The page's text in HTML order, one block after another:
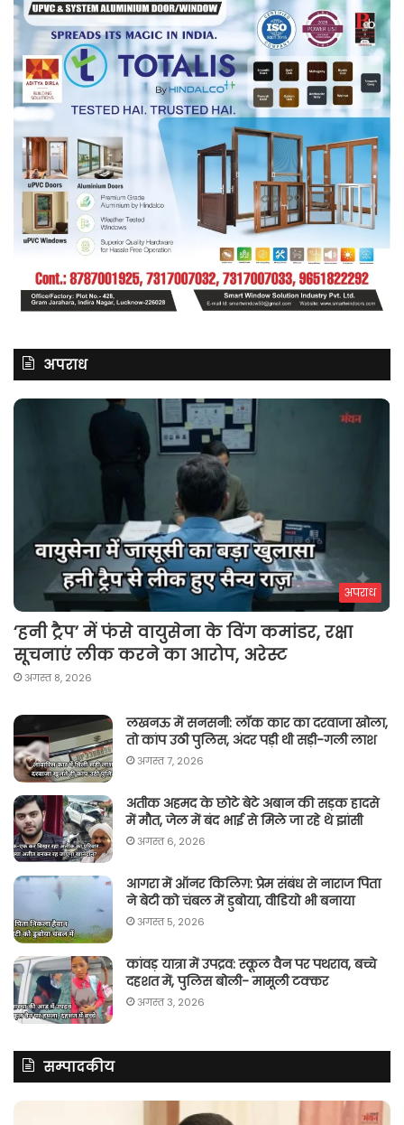
शोर्स’
अपराध
अपराध
‘हनी ट्रैप’ में फंसे वायुसेना के विंग कमांडर, रक्षा
सूचनाएं लीक करने का आरोप, अरेस्ट
अगस्त 8, 2026
लखनऊ में सनसनी: लॉक कार का दरवाजा खोला,
तो कांप उठी पुलिस, अंदर पड़ी थी सड़ी-गली लाश
अगस्त 7, 2026
अतीक अहमद के छोटे बेटे अबान की सड़क हादसे
में मौत, जेल में बंद भाई से मिले जा रहे थे झांसी
अगस्त 6, 2026
आगरा में ऑनर किलिग़: प्रेम संबंध से नाराज पिता
ने बेटी को चंबल में डुबोया, वीडियो भी बनाया
अगस्त 5, 2026
कांवड़ यात्रा में उपद्रव: स्कूल वैन पर पथराव, बच्चे
दहशत में, पुलिस बोली- मामूली टक्कर
अगस्त 3, 2026
सम्पादकीय